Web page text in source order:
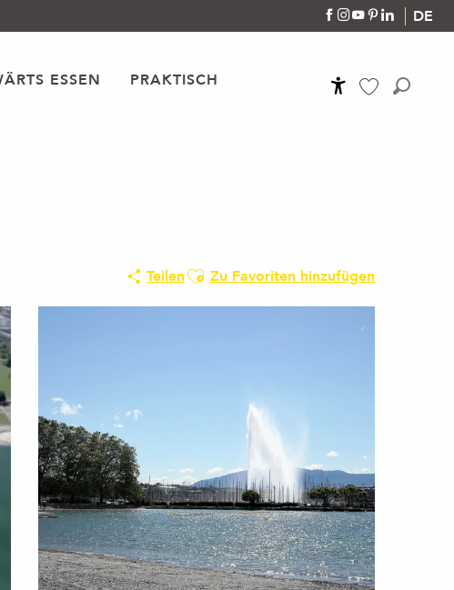
DE
ESSEN PRAKTISCH
TeilenAjouter aux favoris
Zu Favoriten hinzufügen